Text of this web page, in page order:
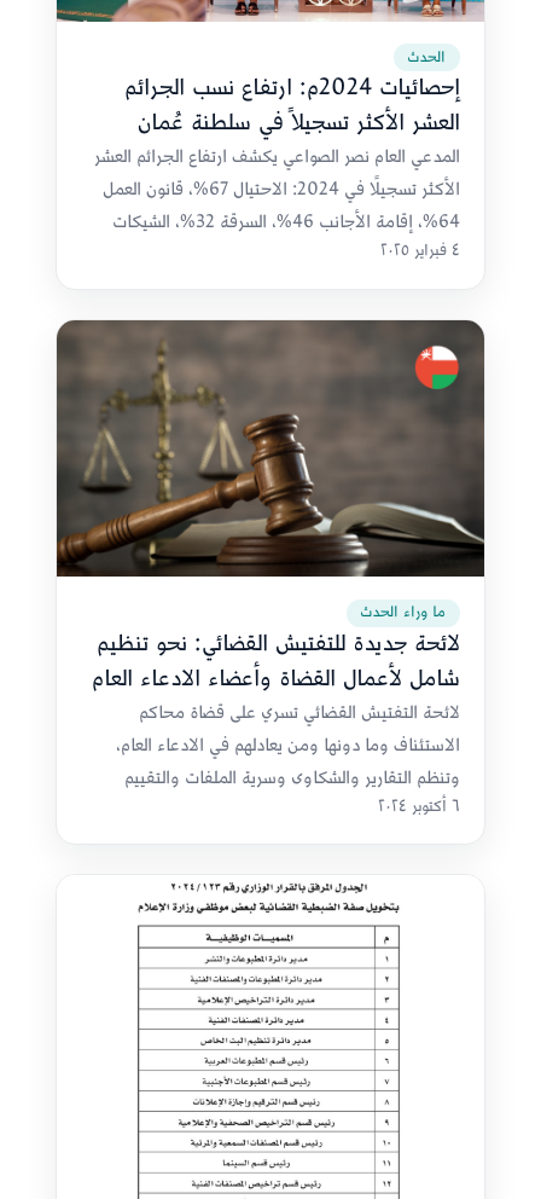
الحدث
إحصائيات 2024م: ارتفاع نسب الجرائم
العشر الأكثر تسجيلاً في سلطنة عُمان
المدعي العام نصر الصواعي يكشف ارتفاع الجرائم العشر
الأكثر تسجيلًا في 2024: الاحتيال 67%، قانون العمل
64%، إقامة الأجانب 46%، السرقة 32%، الشيكات
15%
٤ فبراير ٢٠٢٥
ما وراء الحدث
لائحة جديدة للتفتيش القضائي: نحو تنظيم
شامل لأعمال القضاة وأعضاء الادعاء العام
لائحة التفتيش القضائي تسري على قضاة محاكم
الاستئناف وما دونها ومن يعادلهم في الادعاء العام،
وتنظم التقارير والشكاوى وسرية الملفات والتقييم
الدوري.
٦ أكتوبر ٢٠٢٤